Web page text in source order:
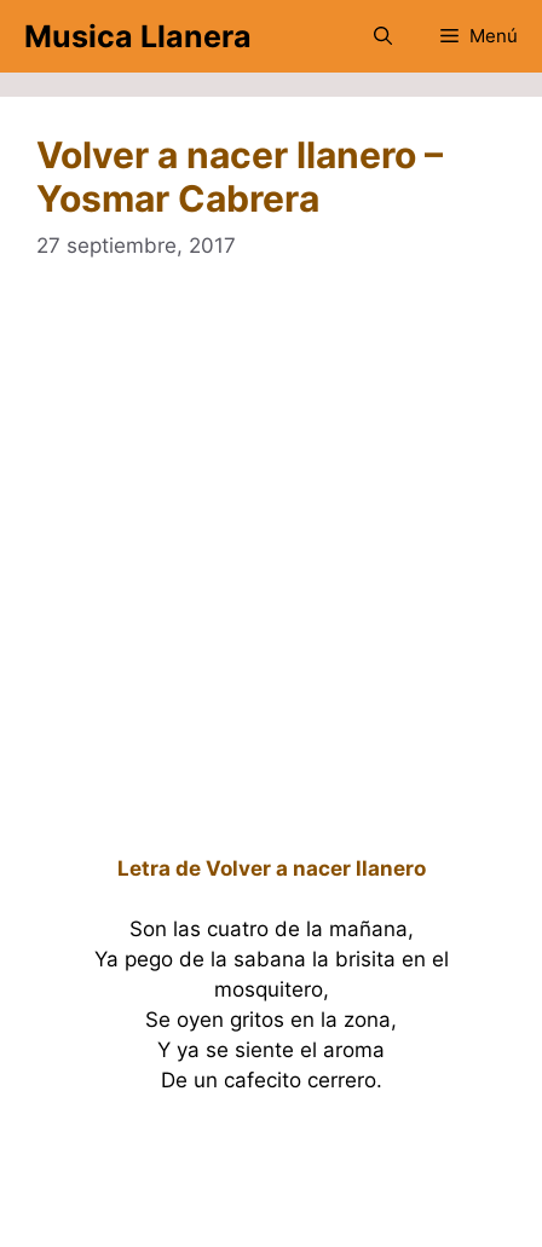
contenido
Musica Llanera Menú
Volver a nacer llanero –
Yosmar Cabrera
27 septiembre, 2017
Letra de Volver a nacer llanero
Son las cuatro de la mañana,
Ya pego de la sabana la brisita en el
mosquitero,
Se oyen gritos en la zona,
Y ya se siente el aroma
De un cafecito cerrero.